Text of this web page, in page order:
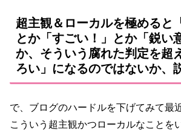
超主観＆ローカルを極めると
とか「すごい！」とか「鋭い
か、そういう腐れた判定を超
ろい」になるのではないか、
で、ブログのハードルを下げてみて最
こういう超主観かつローカルなことを